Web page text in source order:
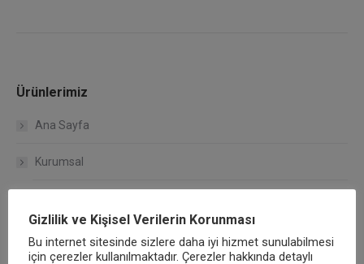
Ürünlerimiz
Ana Sayfa
Kurumsal
Kalite Politikamız
Gizlilik ve Kişisel Verilerin Korunması
Bu internet sitesinde sizlere daha iyi hizmet sunulabilmesi
için çerezler kullanılmaktadır. Çerezler hakkında detaylı